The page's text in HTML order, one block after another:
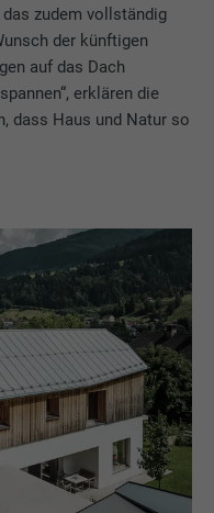
zudem vollständig
der künftigen
auf das Dach
erklären die
dass Haus und Natur so